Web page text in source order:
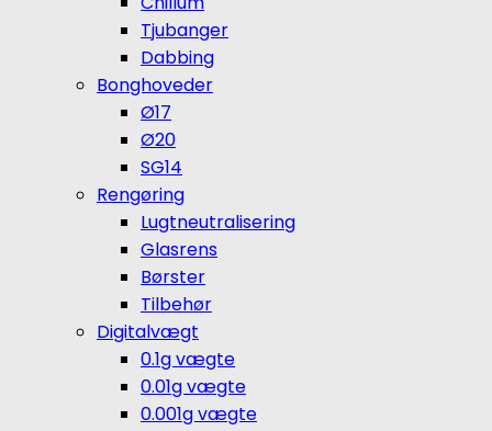
Tjubanger
Dabbing
Bonghoveder
Ø17
Ø20
SG14
Rengøring
Lugtneutralisering
Glasrens
Børster
Tilbehør
Digitalvægt
0.1g vægte
0.01g vægte
0.001g vægte